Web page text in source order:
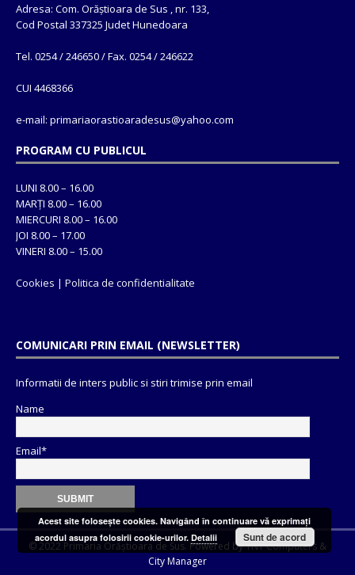
Adresa: Com. Orăștioara de Sus , nr. 133,
Cod Postal 337325 Judet Hunedoara
Tel. 0254 / 246650 / Fax. 0254 / 246622
CUI 4468366
e-mail: primariaorastioaradesus@yahoo.com
PROGRAM CU PUBLICUL
LUNI 8.00 – 16.00
MARȚI 8.00 – 16.00
MIERCURI 8.00 – 16.00
JOI 8.00 – 17.00
VINERI 8.00 – 15.00
Cookies | Politica de confidentialitate
COMUNICARI PRIN EMAIL (NEWSLETTER)
Informatii de inters public si stiri trimise prin email
Name
Email*
© 2022 Primaria Orăștioara de Sus. Powered byTNT Computers &
City Manager
Acest site foloseşte cookies. Navigând în continuare vă exprimaţi
acordul asupra folosirii cookie-urilor. Detalii Sunt de acord